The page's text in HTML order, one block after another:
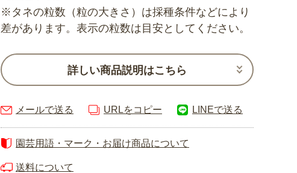
※タネの粒数（粒の大きさ）は採種条件などにより
差があります。表示の粒数は目安としてください。
詳しい商品説明はこちら
メールで送る URLをコピー LINEで送る
園芸用語・マーク・お届け商品について
送料について